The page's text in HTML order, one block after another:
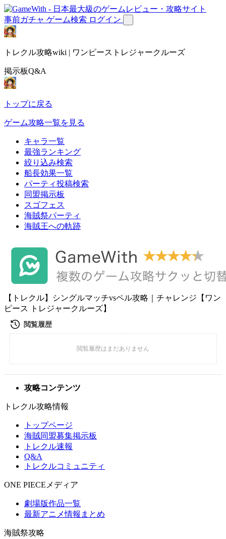
事前ガチャ ゲーム検索 ログイン
トレクル攻略wiki | ワンピーストレジャークルーズ
掲示板Q&A
トップに戻る
ゲーム攻略一覧を見る
キャラ一覧
最強ランキング
絞り込み検索
船長効果一覧
パーティ投稿検索
同盟掲示板
スゴフェス
海賊祭パーティ
海賊王への軌跡
【トレクル】シングルマッチvsペル攻略｜チャレンジ【ワン
ピース トレジャークルーズ】
攻略コンテンツ
トレクル攻略情報
トップページ
海賊同盟募集掲示板
トレクル速報
Q&A
トレクルコミュニティ
ONE PIECEメディア
劇場版作品一覧
最新アニメ情報まとめ
海賊祭攻略